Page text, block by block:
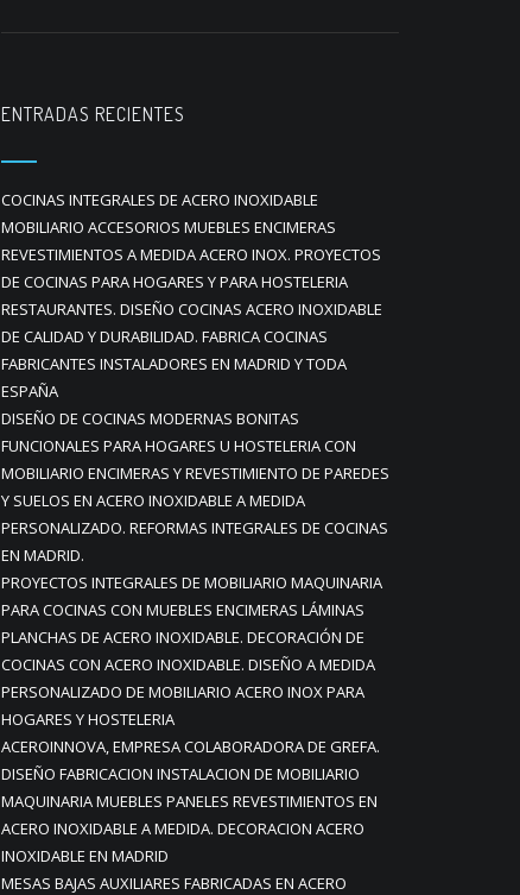
ENTRADAS RECIENTES
COCINAS INTEGRALES DE ACERO INOXIDABLE
MOBILIARIO ACCESORIOS MUEBLES ENCIMERAS
REVESTIMIENTOS A MEDIDA ACERO INOX. PROYECTOS
DE COCINAS PARA HOGARES Y PARA HOSTELERIA
RESTAURANTES. DISEÑO COCINAS ACERO INOXIDABLE
DE CALIDAD Y DURABILIDAD. FABRICA COCINAS
FABRICANTES INSTALADORES EN MADRID Y TODA
ESPAÑA
DISEÑO DE COCINAS MODERNAS BONITAS
FUNCIONALES PARA HOGARES U HOSTELERIA CON
MOBILIARIO ENCIMERAS Y REVESTIMIENTO DE PAREDES
Y SUELOS EN ACERO INOXIDABLE A MEDIDA
PERSONALIZADO. REFORMAS INTEGRALES DE COCINAS
EN MADRID.
PROYECTOS INTEGRALES DE MOBILIARIO MAQUINARIA
PARA COCINAS CON MUEBLES ENCIMERAS LÁMINAS
PLANCHAS DE ACERO INOXIDABLE. DECORACIÓN DE
COCINAS CON ACERO INOXIDABLE. DISEÑO A MEDIDA
PERSONALIZADO DE MOBILIARIO ACERO INOX PARA
HOGARES Y HOSTELERIA
ACEROINNOVA, EMPRESA COLABORADORA DE GREFA.
DISEÑO FABRICACION INSTALACION DE MOBILIARIO
MAQUINARIA MUEBLES PANELES REVESTIMIENTOS EN
ACERO INOXIDABLE A MEDIDA. DECORACION ACERO
INOXIDABLE EN MADRID
MESAS BAJAS AUXILIARES FABRICADAS EN ACERO